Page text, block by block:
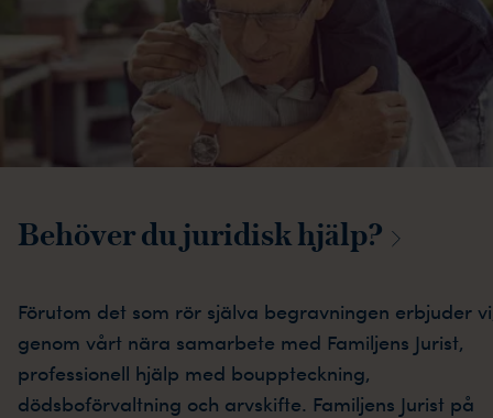
Behöver du juridiskhjälp?
Förutom det som rör själva begravningen erbjuder
genom vårt nära samarbete med Familjens Jurist,
professionell hjälp med bouppteckning,
dödsboförvaltning och arvskifte. Familjens Jurist på